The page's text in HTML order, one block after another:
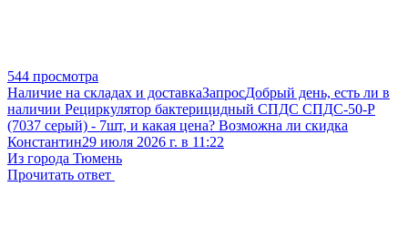
544 просмотра
Наличие на складах и доставкаЗапросДобрый день, есть ли в
наличии Рециркулятор бактерицидный СПДС СПДС-50-Р
(7037 серый) - 7шт, и какая цена? Возможна ли скидка
Константин29 июля 2026 г. в 11:22
Из города Тюмень
Прочитать ответ